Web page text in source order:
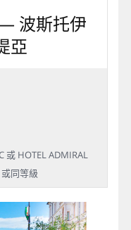
波斯托伊
亞
或 HOTEL ADMIRAL
同等級